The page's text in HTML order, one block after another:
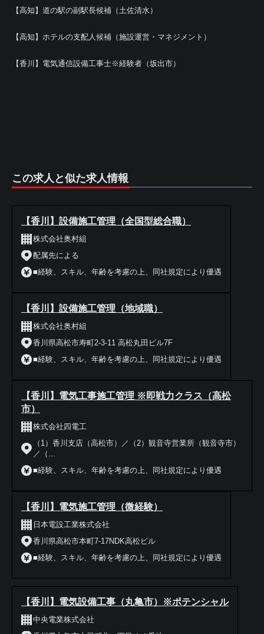
【高知】道の駅の副駅長候補（土佐清水）
【高知】ホテルの支配人候補（施設運営・マネジメント）
【香川】電気通信設備工事士※経験者（坂出市）
この求人と似た求人情報
【香川】設備施工管理（全国型総合職）
株式会社奥村組
配属先による
■経験、スキル、年齢を考慮の上、同社規定により優遇
【香川】設備施工管理（地域職）
株式会社奥村組
香川県高松市寿町2-3-11 高松丸田ビル7F
■経験、スキル、年齢を考慮の上、同社規定により優遇
【香川】電気工事施工管理 ※即戦力クラス（高松
市）
株式会社四電工
（1）香川支店（高松市）／（2）観音寺営業所（観音寺市）
／（...
■経験、スキル、年齢を考慮の上、同社規定により優遇
【香川】電気施工管理（微経験）
日本電設工業株式会社
香川県高松市本町7-17NDK高松ビル
■経験、スキル、年齢を考慮の上、同社規定により優遇
【香川】電気設備工事（丸亀市）※ポテンシャル
中央電業株式会社